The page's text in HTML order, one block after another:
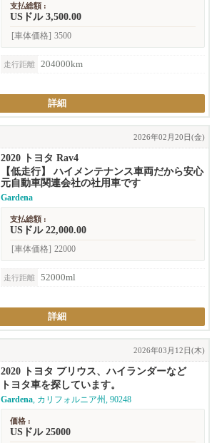
支払総額 :
USドル 3,500.00
[車体価格] 3500
走行距離
204000km
詳細
2026年02月20日(金)
2020 トヨタ Rav4
【低走行】 ハイメンテナンス車両だから安心
元自動車関連会社の社用車です
Gardena
支払総額 :
USドル 22,000.00
[車体価格] 22000
走行距離
52000ml
詳細
2026年03月12日(木)
2020 トヨタ プリウス、ハイランダーなど
トヨタ車を探しています。
Gardena, カリフォルニア州, 90248
価格 :
USドル 25000